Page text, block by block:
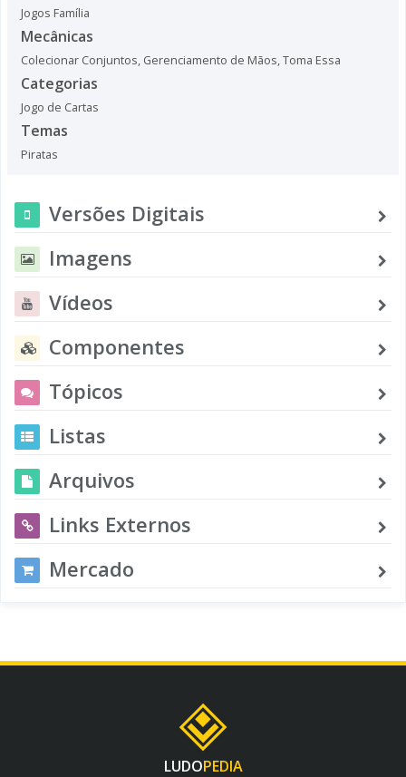
Jogos Família
Mecânicas
Colecionar Conjuntos, Gerenciamento de Mãos,Toma Essa
Categorias
Jogo de Cartas
Temas
Piratas
Versões Digitais
Imagens
Vídeos
Componentes
Tópicos
Listas
Arquivos
Links Externos
Mercado
LUDOPEDIA